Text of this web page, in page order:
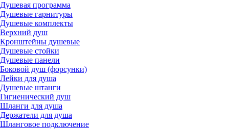
Душевая программа
Душевые гарнитуры
Душевые комплекты
Верхний душ
Кронштейны душевые
Душевые стойки
Душевые панели
Боковой душ (форсунки)
Лейки для душа
Душевые штанги
Гигиенический душ
Шланги для душа
Держатели для душа
Шланговое подключение